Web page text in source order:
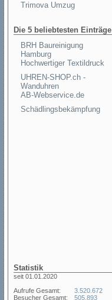
Trimova Umzug
Die 5 beliebtesten Einträge
BRH Baureinigung
Hamburg
Hochwertiger Textildruck
UHREN-SHOP.ch -
Wanduhren
AB-Webservice.de
Schädlingsbekämpfung
Statistik
seit 01.01.2020
Aufrufe Gesamt:
Besucher Gesamt:
3.520.672
505.893